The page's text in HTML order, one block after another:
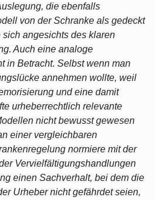
die ebenfalls
von der Schranke als gedeckt
angesichts des klaren
Auch eine analoge
in Betracht. Selbst wenn man
annehmen wollte, weil
und eine damit
urheberrechtlich relevante
nicht bewusst gewesen
einer vergleichbaren
normiere mit der
Vervielfältigungshandlungen
einen Sachverhalt, bei dem die
Urheber nicht gefährdet seien,